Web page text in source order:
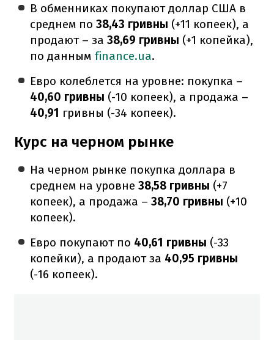
В обменниках покупают доллар США в
среднем по 38,43 гривны (+11 копеек), а
продают – за 38,69 гривны (+1 копейка),
по данным finance.ua.
Евро колеблется на уровне: покупка –
40,60 гривны (-10 копеек), а продажа –
40,91 гривны (-34 копеек).
Курс на черном рынке
На черном рынке покупка доллара в
среднем на уровне 38,58 гривны (+7
копеек), а продажа – 38,70 гривны (+10
копеек).
Евро покупают по 40,61 гривны (-33
копейки), а продают за 40,95 гривны
(-16 копеек).